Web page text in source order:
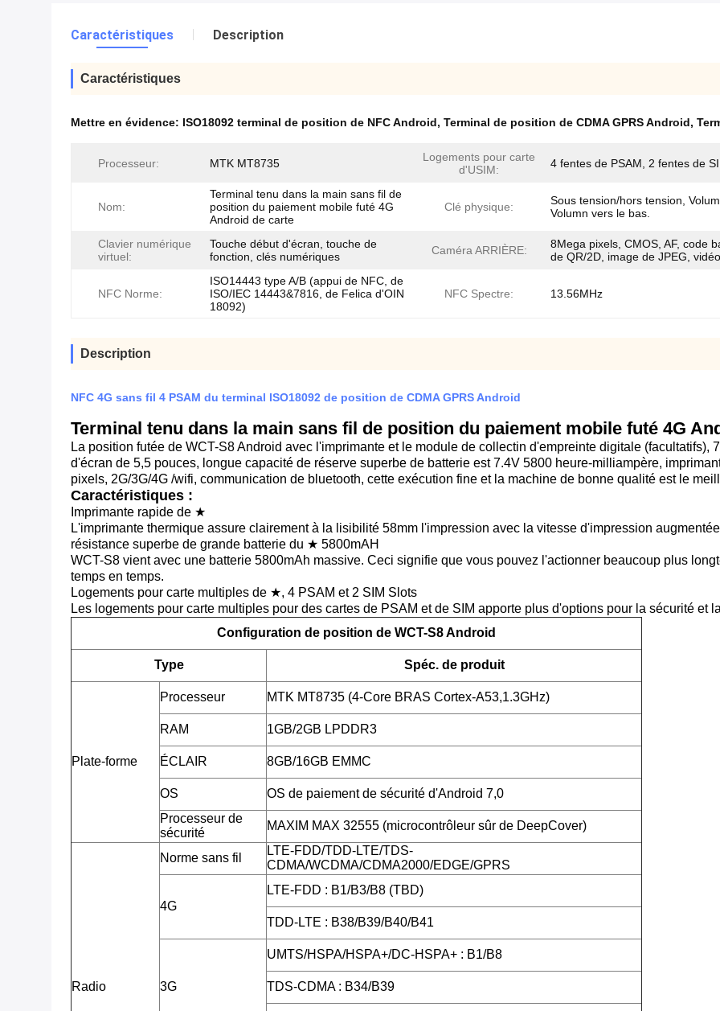
Caractéristiques Description
Caractéristiques
Mettre en évidence: ISO18092 terminal de position de NFC Android, Terminal de position de CDMA GPRS Android,
Processeur: MTK MT8735
Logements pour carte
d'USIM:
4 fentes de PSAM, 2 fentes de
Nom:
Terminal tenu dans la main sans fil de
position du paiement mobile futé 4G
Android de carte
Clé physique:
Sous tension/hors tension,
Volumn vers le bas.
Clavier numérique
virtuel:
Touche début d'écran, touche de
fonction, clés numériques
Caméra ARRIÈRE:
8Mega pixels, CMOS, AF, code
de QR/2D, image de JPEG, vidéo.
NFC Norme:
ISO14443 type A/B (appui de NFC, de
ISO/IEC 14443&7816, de Felica d'OIN
18092)
NFC Spectre: 13.56MHz
Description
NFC 4G sans fil 4 PSAM du terminal ISO18092 de position de CDMA GPRS Android
Terminal tenu dans la main sans fil de position du paiement mobile futé 4G
La position futée de WCT-S8 Android avec l'imprimante et le module de collectin d'empreinte digitale (facultatifs),
d'écran de 5,5 pouces, longue capacité de réserve superbe de batterie est 7.4V 5800 heure-milliampère,
pixels, 2G/3G/4G /wifi, communication de bluetooth, cette exécution fine et la machine de bonne qualité est le
Caractéristiques :
Imprimante rapide de ★
L'imprimante thermique assure clairement à la lisibilité 58mm l'impression avec la vitesse d'impression
résistance superbe de grande batterie du ★ 5800mAH
WCT-S8 vient avec une batterie 5800mAh massive. Ceci signifie que vous pouvez l'actionner beaucoup plus
temps en temps.
Logements pour carte multiples de ★, 4 PSAM et 2 SIM Slots
Les logements pour carte multiples pour des cartes de PSAM et de SIM apporte plus d'options pour la sécurité et
Configuration de position de WCT-S8 Android
Type Spéc. de produit
Plate-forme
Processeur MTK MT8735 (4-Core BRAS Cortex-A53,1.3GHz)
RAM 1GB/2GB LPDDR3
ÉCLAIR 8GB/16GB EMMC
OS
OS de paiement de sécurité d'Android 7,0
Processeur de
sécurité
MAXIM MAX 32555 (microcontrôleur sûr de DeepCover)
Radio
Norme sans fil
LTE-FDD/TDD-LTE/TDS-
CDMA/WCDMA/CDMA2000/EDGE/GPRS
4G
LTE-FDD : B1/B3/B8 (TBD)
TDD-LTE : B38/B39/B40/B41
3G
UMTS/HSPA/HSPA+/DC-HSPA+ : B1/B8
TDS-CDMA : B34/B39